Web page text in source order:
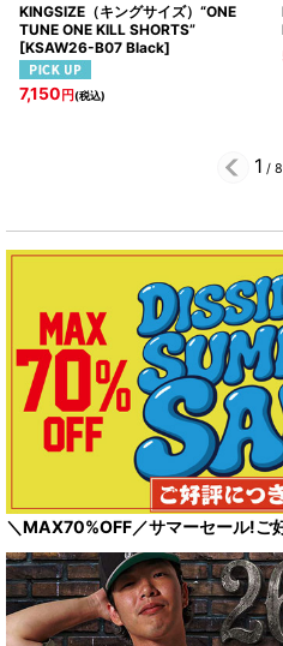
KINGSIZE（キングサイズ）“ONE
TUNE ONE KILL SHORTS”
[KSAW26-B07 Black]
7,150 円(税込)
1 / 8
＼MAX70%OFF／サマーセール!ご